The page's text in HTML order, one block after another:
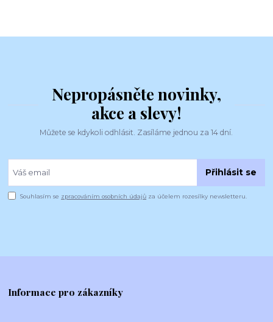
Nepropásněte novinky,
akce a slevy!
Můžete se kdykoli odhlásit. Zasíláme jednou za 14 dní.
Přihlásit se
Souhlasím se zpracováním osobních údajů za účelem rozesílky newsletteru.
Informace pro zákazníky